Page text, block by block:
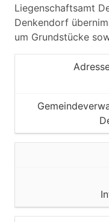
Liegenschaftsamt
Denkendorf
um Grundstücke